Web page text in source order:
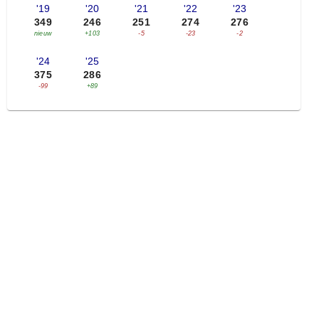
'19
349
nieuw
'20
246
+103
'21
251
-5
'22
274
-23
'23
276
-2
'24
375
-99
'25
286
+89